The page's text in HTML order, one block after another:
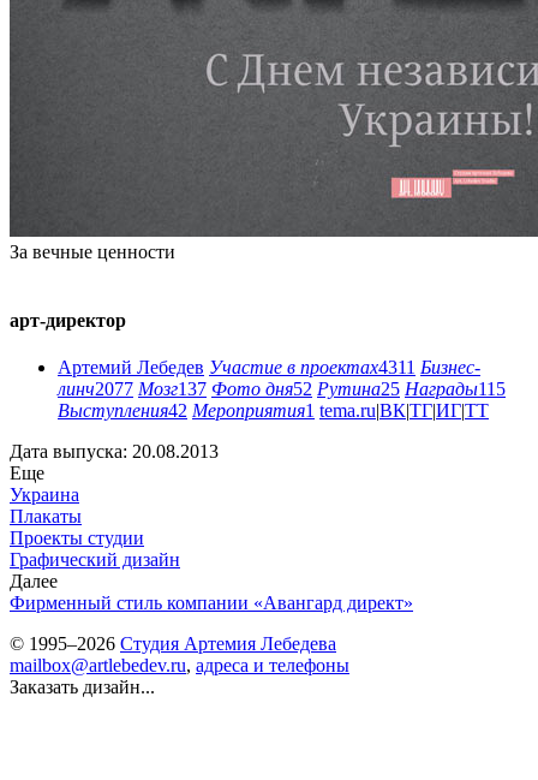
За вечные ценности
арт-директор
Артемий Лебедев Участие в проектах4311 Бизнес-
линч2077 Мозг137 Фото дня52 Рутина25 Награды115
Выступления42 Мероприятия1 tema.ru|ВК|ТГ|ИГ|ТТ
Дата выпуска: 20.08.2013
Еще
Украина
Плакаты
Проекты студии
Графический дизайн
Далее
Фирменный стиль компании «Авангард директ»
© 1995–2026 Студия Артемия Лебедева
mailbox@artlebedev.ru, адреса и телефоны
Заказать дизайн...